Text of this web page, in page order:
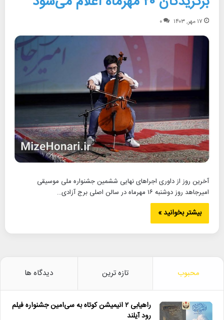
۱۷ مهر, ۱۴۰۳ ۰
آخرین روز از داوری اجراهای نهایی ششمین جشنواره ملی موسیقی
امیرجاهد روز دوشنبه ۱۶ مهرماه در سالن اصلی برج آزادی…
بیشتر بخوانید »
محبوب تازه ترین دیدگاه ها
راهیابی ۲ انیمیشن کوتاه به سی‌امین جشنواره فیلم
رود آیلند